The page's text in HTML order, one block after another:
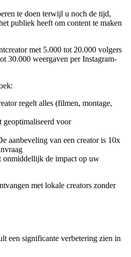
te doen terwijl u noch de tijd,
publiek heeft om content te maken
met 5.000 tot 20.000 volgers
30.000 weergaven per Instagram-
regelt alles (filmen, montage,
geoptimaliseerd voor
aanbeveling van een creator is 10x
onmiddellijk de impact op uw
met lokale creators zonder
een significante verbetering zien in